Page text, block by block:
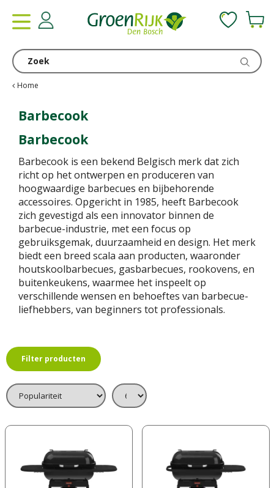
Home
Barbecook
Barbecook
Barbecook is een bekend Belgisch merk dat zich
richt op het ontwerpen en produceren van
hoogwaardige barbecues en bijbehorende
accessoires. Opgericht in 1985, heeft Barbecook
zich gevestigd als een innovator binnen de
barbecue-industrie, met een focus op
gebruiksgemak, duurzaamheid en design. Het merk
biedt een breed scala aan producten, waaronder
houtskoolbarbecues, gasbarbecues, rookovens, en
buitenkeukens, waarmee het inspeelt op
verschillende wensen en behoeftes van barbecue-
liefhebbers, van beginners tot professionals.
Filter producten